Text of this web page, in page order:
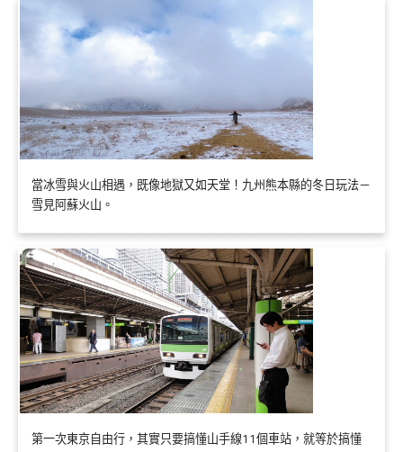
當冰雪與火山相遇，既像地獄又如天堂！九州熊本縣的冬日玩法－
雪見阿蘇火山。
第一次東京自由行，其實只要搞懂山手線11個車站，就等於搞懂